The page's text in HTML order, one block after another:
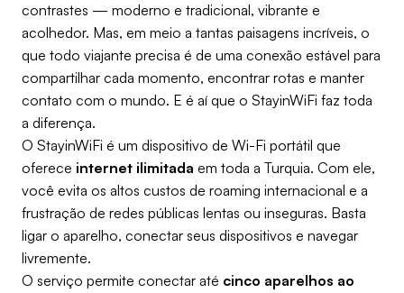
contrastes — moderno e tradicional, vibrante e
acolhedor. Mas, em meio a tantas paisagens incríveis, o
que todo viajante precisa é de uma conexão estável para
compartilhar cada momento, encontrar rotas e manter
contato com o mundo. E é aí que o StayinWiFi faz toda
a diferença.
O StayinWiFi é um dispositivo de Wi-Fi portátil que
oferece internet ilimitada em toda a Turquia. Com ele,
você evita os altos custos de roaming internacional e a
frustração de redes públicas lentas ou inseguras. Basta
ligar o aparelho, conectar seus dispositivos e navegar
livremente.
O serviço permite conectar até cinco aparelhos ao